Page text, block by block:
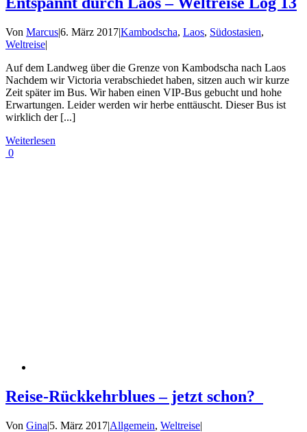
Von Marcus|6. März 2017|Kambodscha, Laos, Südostasien,
Weltreise|
Auf dem Landweg über die Grenze von Kambodscha nach Laos
Nachdem wir Victoria verabschiedet haben, sitzen auch wir kurze
Zeit später im Bus. Wir haben einen VIP-Bus gebucht und hohe
Erwartungen. Leider werden wir herbe enttäuscht. Dieser Bus ist
wirklich der [...]
Weiterlesen
0
Reise-Rückkehrblues – jetzt schon?
Von Gina|5. März 2017|Allgemein, Weltreise|